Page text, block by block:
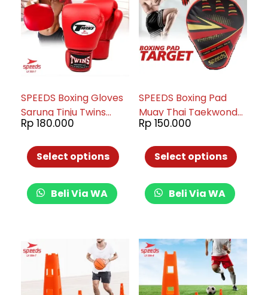
SPEEDS Boxing Gloves
Sarung Tinju Twins
MMA Muay Thai /
Punch Training 033-7
Rp 180.000
Select options
Beli Via WA
SPEEDS Boxing Pad
Muay Thai Taekwondo
Hand Target Punching
Tinju 033-4
Rp150.000
Select options
Beli Via WA